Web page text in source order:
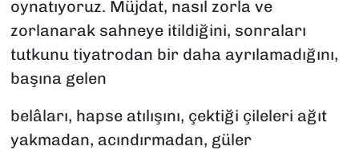
oynatıyoruz. Müjdat, nasıl zorla ve
zorlanarak sahneye itildiğini, sonraları
tutkunu tiyatrodan bir daha ayrılamadığını,
başına gelen
belâları, hapse atılışını, çektiği çileleri ağıt
yakmadan, acındırmadan, güler